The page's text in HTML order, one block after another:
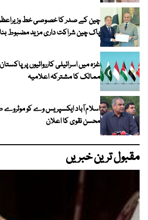
چین کے صدر کا خصوصی خط
پاک چین شراکت داری مزید مضبوط
ممالک کا مشترکہ اعلامیہ
اسلام آباد ایکسپریس وے کو موٹروے
محسن نقوی کا اعلان
مقبول ترین خبریں